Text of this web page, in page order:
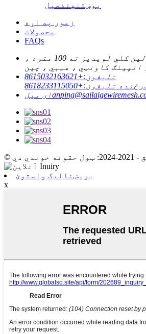
پوښتنه تفصیل
زموږ په اړه
محصولات
FAQs
د نان هولین کلي لویدیز ته 100 متره ،
انپینګ کاونټي ، هیبي ، چین
تلیفون:+8615032163621
تلیفون:+8618233115050
ای میل
بریښنالیک واستوئ
x